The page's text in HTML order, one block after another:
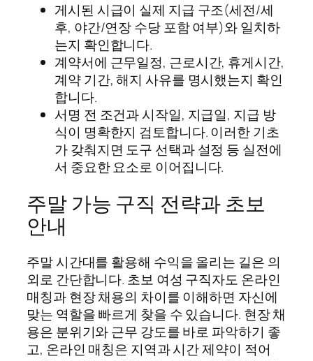
게시된 시급이 실제 지급 구조(세전/세
후, 야간/연장 수당 포함 여부)와 일치하
는지 확인합니다.
계약서에 근무일정, 근로시간, 휴게시간,
계약 기간, 해지 사유를 명시했는지 확인
합니다.
서명 전 조건과 시작일, 지급일, 지급 방
식이 명확한지 검토합니다. 이러한 기초
가 갖춰지면 도구 선택과 설정 등 실전에
서 중요한 요소로 이어집니다.
주말 가능 구직 전략과 초보
안내
주말 시간대를 활용해 수익을 올리는 길은 의
외로 간단합니다. 초보 여성 구직자도 온라인
매칭과 현장 채용의 차이를 이해하면 자신에
맞는 역할을 빠르게 찾을 수 있습니다. 현장 채
용은 분위기와 근무 강도를 바로 파악하기 좋
고, 온라인 매칭은 지역과 시간 제약이 적어